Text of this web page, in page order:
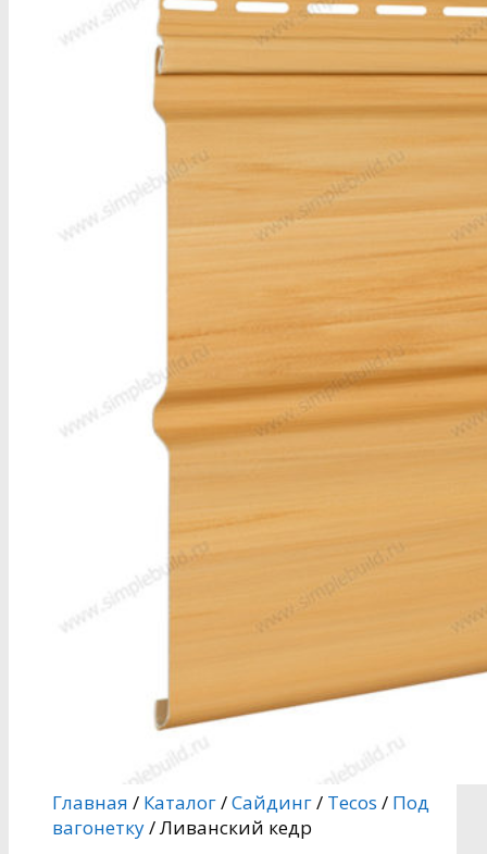
Главная / Каталог/Сайдинг/ Tecos / Под
вагонетку/ Ливанский кедр